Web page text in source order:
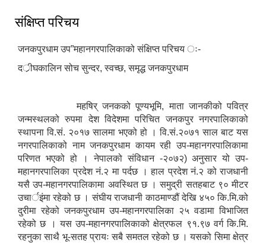
संक्षिप्त परिचय
जनकपुरधाम उप”महानगरपालिकाको संक्षिप्त परिचय ः-
दर्ीघकालिन सोच सुन्दर, स्वच्छ, समृद्ध जनकपुरधाम
महषिर् जनकको पूण्यभूमि, माता जानकीको पवित्र
जन्मस्थलको रुपमा देश विदेशमा परिचित जनकपुर नगरपालिकाको
स्थापना वि.सं. २०१७ सालमा भएको हो । वि.सं.२०७१ साल बाट यस
नगरपालिकाको नाम जनकपुरधाम कायम रही उप-महानगरपालिकामा
परिणत भएको हो । नेपालको संविधान -२०७२) अनुसार यो उप-
महानगरपालिका प्रदेश नं.२ मा पर्दछ । हाल प्रदेश नं.२ को राजधानी
यसै उप-महानगरपालिकामा अवस्थित छ । समुद्री सतहबाट ९० मीटर
उचार्इंमा रहेको छ । संघीय राजधानी काठमाण्डौं देखि ४५० कि.मि.को
दुरीमा रहेको जनकपुरधाम उप-महानगरपालिका २५ वडामा विभाजित
रहेको छ । यस उप-महानगरपालिकाको क्षेत्रफल ९१.९७ वर्ग कि.मि.
रहनुका साथै भू-सतह प्रायः सबै समतल रहेको छ । यसको सिमा क्षेत्र